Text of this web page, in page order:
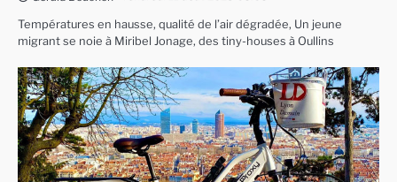
Températures en hausse, qualité de l’air dégradée, Un jeune
migrant se noie à Miribel Jonage, des tiny-houses à Oullins